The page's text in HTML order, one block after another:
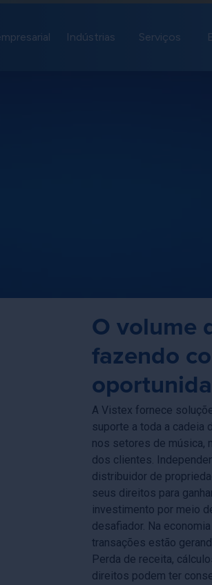
Indústrias Serviços
O volume
fazendo
A Vistex fornece
suporte a toda a
nos setores de música,
dos clientes.
distribuidor de
seus direitos para
investimento por meio
desafiador. Na
transações estão
Perda de receita,
direitos podem ter